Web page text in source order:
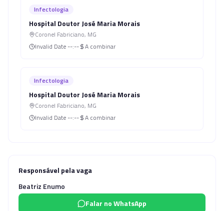
Infectologia
Hospital Doutor José Maria Morais
Coronel Fabriciano, MG
Invalid Date --:-- A combinar
Infectologia
Hospital Doutor José Maria Morais
Coronel Fabriciano, MG
Invalid Date --:-- A combinar
Responsável pela vaga
Beatriz Enumo
Falar no WhatsApp